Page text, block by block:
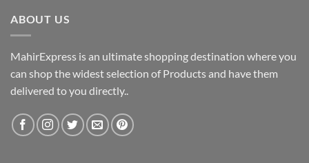
ABOUT US
MahirExpress is an ultimate shopping destination where you
can shop the widest selection of Products and have them
delivered to you directly..